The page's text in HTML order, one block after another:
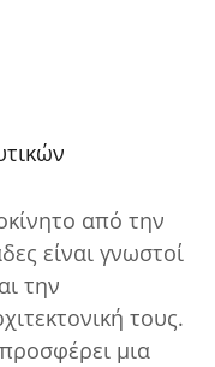
από την
είναι γνωστοί
την
τους.
μια